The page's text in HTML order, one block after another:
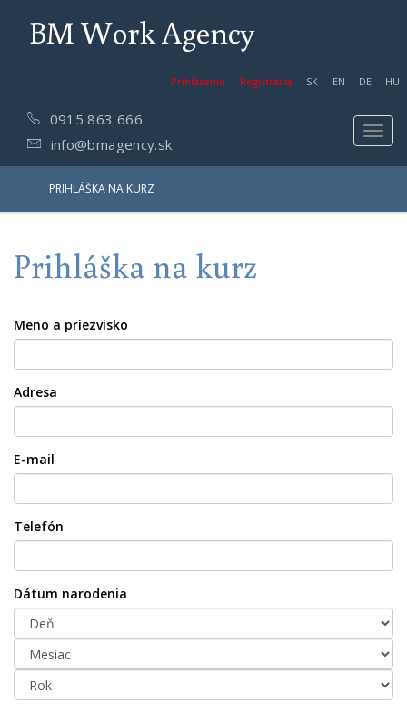
BM Work Agency
Prihlásenie Registrácia SK EN DE HU
0915 863 666
info@bmagency.sk
PRIHLÁŠKA NA KURZ
Prihláška na kurz
Meno a priezvisko
Adresa
E-mail
Telefón
Dátum narodenia